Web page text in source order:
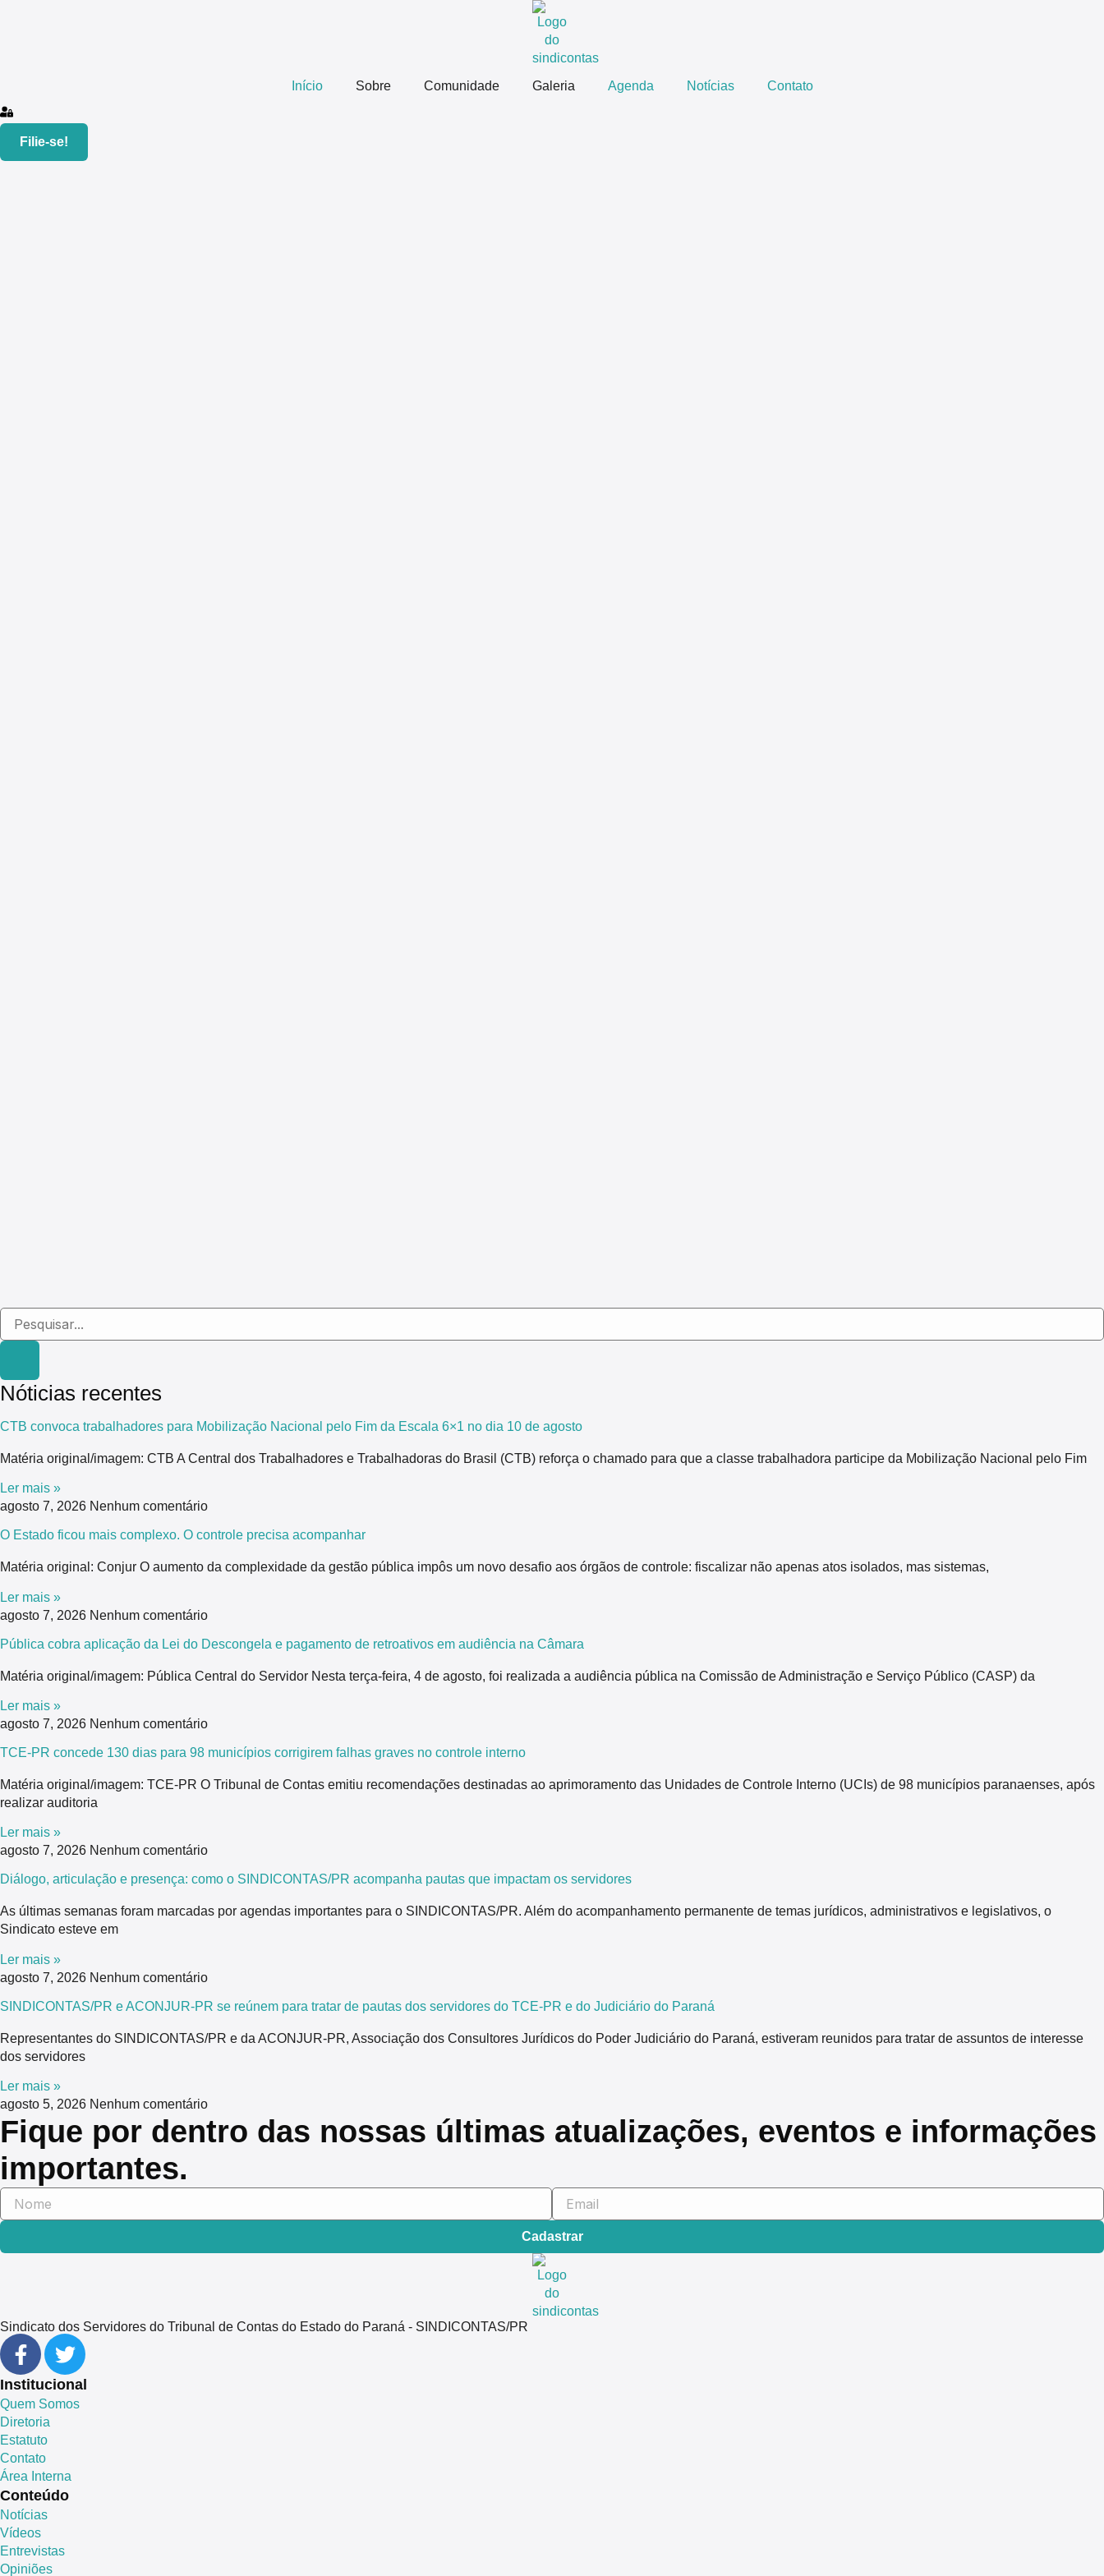
Início Sobre Comunidade Galeria Agenda Notícias Contato
Filie-se!
Nóticias recentes
CTB convoca trabalhadores para Mobilização Nacional pelo Fim da Escala 6×1 no dia 10 de agosto
Matéria original/imagem: CTB A Central dos Trabalhadores e Trabalhadoras do Brasil (CTB) reforça o chamado para que a classe trabalhadora participe da Mobilização Nacional pelo Fim
Ler mais »
agosto 7, 2026 Nenhum comentário
O Estado ficou mais complexo. O controle precisa acompanhar
Matéria original: Conjur O aumento da complexidade da gestão pública impôs um novo desafio aos órgãos de controle: fiscalizar não apenas atos isolados, mas sistemas,
Ler mais »
agosto 7, 2026 Nenhum comentário
Pública cobra aplicação da Lei do Descongela e pagamento de retroativos em audiência na Câmara
Matéria original/imagem: Pública Central do Servidor Nesta terça-feira, 4 de agosto, foi realizada a audiência pública na Comissão de Administração e Serviço Público (CASP) da
Ler mais »
agosto 7, 2026 Nenhum comentário
TCE-PR concede 130 dias para 98 municípios corrigirem falhas graves no controle interno
Matéria original/imagem: TCE-PR O Tribunal de Contas emitiu recomendações destinadas ao aprimoramento das Unidades de Controle Interno (UCIs) de 98 municípios paranaenses, após
realizar auditoria
Ler mais »
agosto 7, 2026 Nenhum comentário
Diálogo, articulação e presença: como o SINDICONTAS/PR acompanha pautas que impactam os servidores
As últimas semanas foram marcadas por agendas importantes para o SINDICONTAS/PR. Além do acompanhamento permanente de temas jurídicos, administrativos e legislativos, o
Sindicato esteve em
Ler mais »
agosto 7, 2026 Nenhum comentário
SINDICONTAS/PR e ACONJUR-PR se reúnem para tratar de pautas dos servidores do TCE-PR e do Judiciário do Paraná
Representantes do SINDICONTAS/PR e da ACONJUR-PR, Associação dos Consultores Jurídicos do Poder Judiciário do Paraná, estiveram reunidos para tratar de assuntos de interesse
dos servidores
Ler mais »
agosto 5, 2026 Nenhum comentário
Fique por dentro das nossas últimas atualizações, eventos e informações
importantes.
Cadastrar
Sindicato dos Servidores do Tribunal de Contas do Estado do Paraná - SINDICONTAS/PR
Institucional
Quem Somos
Diretoria
Estatuto
Contato
Área Interna
Conteúdo
Notícias
Vídeos
Entrevistas
Opiniões